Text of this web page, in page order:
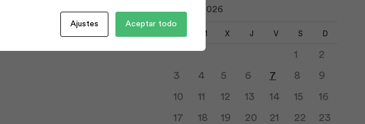
agosto 2026
M X J V S D
1
2
3
4 5 6 7 8
9
10
11 12 13 14 15
16
17
18 19 20 21 22
23
Ajustes Aceptar todo